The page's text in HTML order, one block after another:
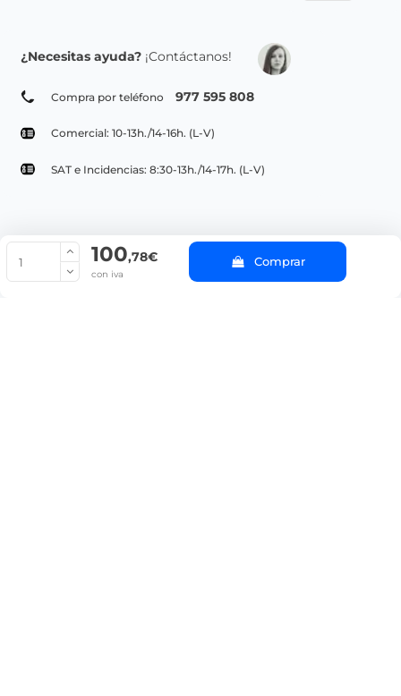
100,78€
con iva
Comprar
¿Necesitas ayuda? ¡Contáctanos!
Compra por teléfono 977 595 808
Comercial: 10-13h./14-16h. (L-V)
SAT e Incidencias: 8:30-13h./14-17h. (L-V)
© Copyright 2022 PepeBar.com |
Aviso legal y
Condiciones generales de compra |